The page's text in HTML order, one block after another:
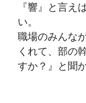
『響』と言え
い。
職場のみんな
くれて、部の
すか？』と聞